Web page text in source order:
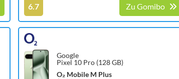
6.7 Zu Gomibo
Google
Pixel 10 Pro (128 GB)
O₂ Mobile M Plus